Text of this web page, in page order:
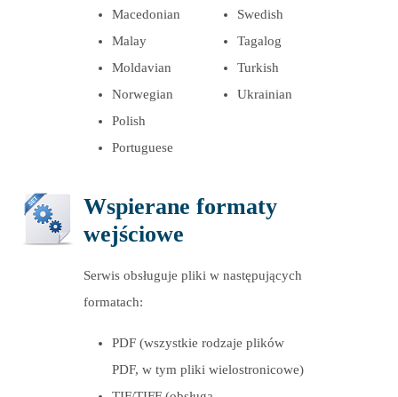
Macedonian
Malay
Moldavian
Norwegian
Polish
Portuguese
Swedish
Tagalog
Turkish
Ukrainian
Wspierane formaty
wejściowe
Serwis obsługuje pliki w następujących
formatach:
PDF (wszystkie rodzaje plików
PDF, w tym pliki wielostronicowe)